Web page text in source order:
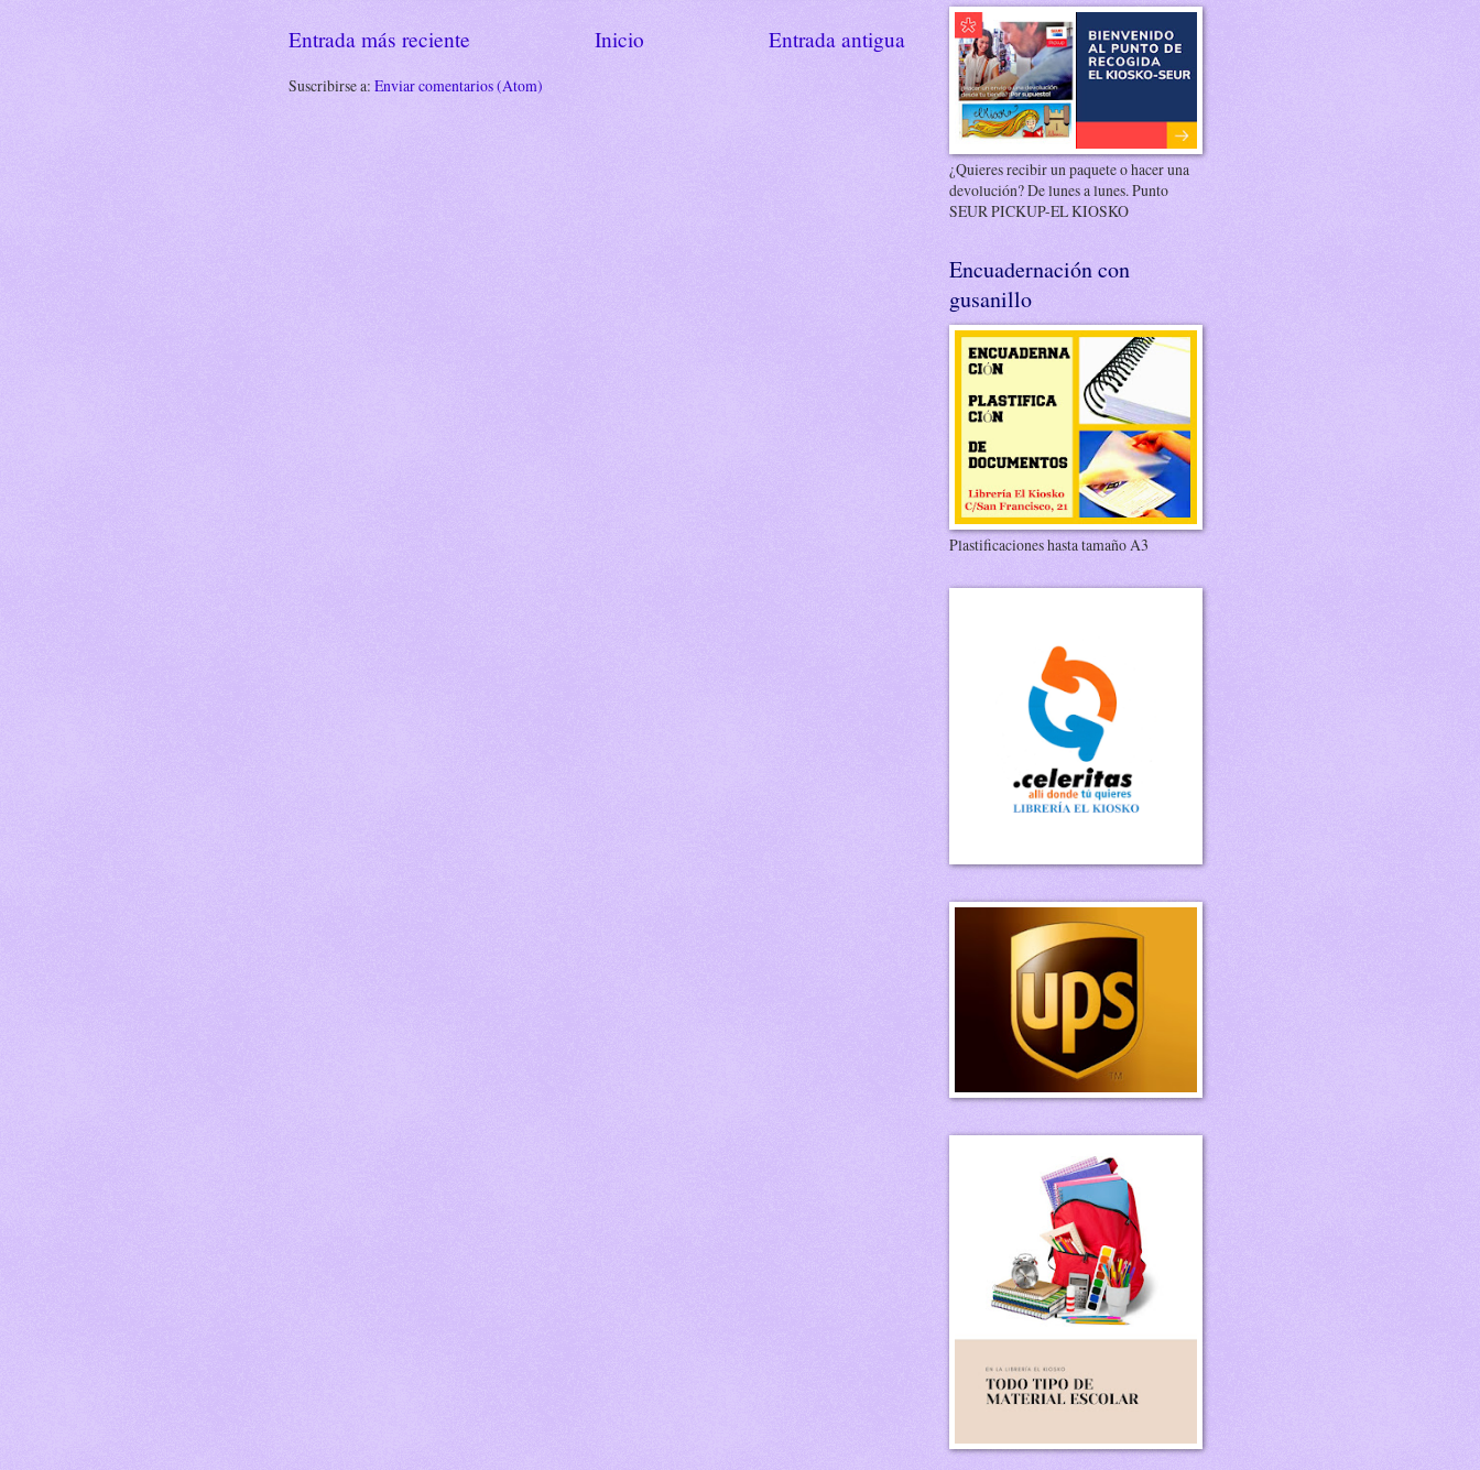
Entrada más reciente Entrada antigua
Inicio
Suscribirse a: Enviar comentarios (Atom)
¿Quieres recibir un paquete o hacer una
devolución? De lunes a lunes. Punto
SEUR PICKUP-EL KIOSKO
Encuadernación con
gusanillo
Plastificaciones hasta tamaño A3